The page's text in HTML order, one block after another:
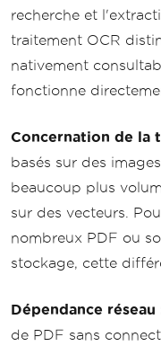
recherche et
traitement OCR
nativement
fonctionne
Concernation de la
basés sur des
beaucoup plus
sur des vecteurs.
nombreux PDF ou
stockage, cette
Dépendance réseau
de PDF sans